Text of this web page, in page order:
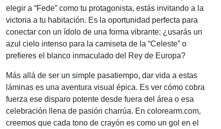
elegir a “Fede” como tu protagonista, estás invitando a la
victoria a tu habitación. Es la oportunidad perfecta para
conectar con un ídolo de una forma vibrante: ¿usarás un
azul cielo intenso para la camiseta de la “Celeste” o
prefieres el blanco inmaculado del Rey de Europa?
Más allá de ser un simple pasatiempo, dar vida a estas
láminas es una aventura visual épica. Es ver cómo cobra
fuerza ese disparo potente desde fuera del área o esa
celebración llena de pasión charrúa. En colorearm.com,
creemos que cada tono de crayón es como un gol en el